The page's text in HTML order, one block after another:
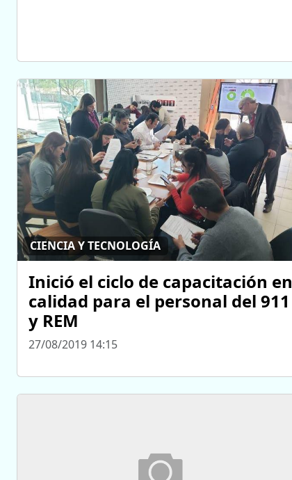
CIENCIA Y TECNOLOGÍA
Inició el ciclo de capacitación en
calidad para el personal del 911
y REM
27/08/2019 14:15